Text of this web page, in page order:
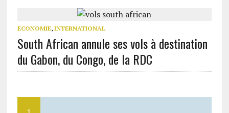
ECONOMIE, INTERNATIONAL
South African annule ses vols à destination
du Gabon, du Congo, de la RDC